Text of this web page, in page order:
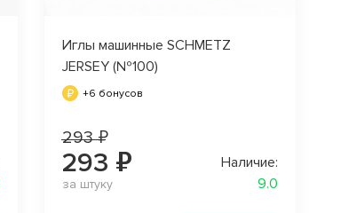
Иглы машинные SCHMETZ
JERSEY (№100)
+6 бонусов
293 ₽
293 ₽
за штуку
Наличие:
9.0